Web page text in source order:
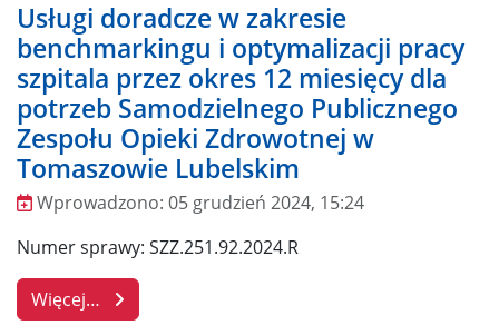
Usługi doradcze w zakresie
benchmarkingu i optymalizacji pracy
szpitala przez okres 12 miesięcy dla
potrzeb Samodzielnego Publicznego
Zespołu Opieki Zdrowotnej w
Tomaszowie Lubelskim
Wprowadzono
Wprowadzono: 05 grudzień 2024, 15:24
Numer sprawy: SZZ.251.92.2024.R
Więcej…